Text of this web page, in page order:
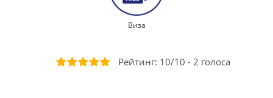
Виза
Рейтинг: 10/10 - 2 голоса